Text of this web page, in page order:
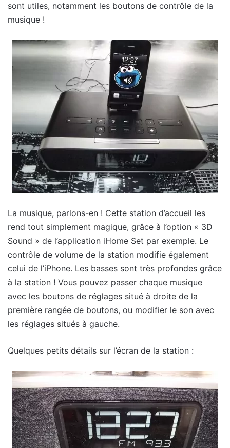
sont utiles, notamment les boutons de contrôle de la
musique !
La musique, parlons-en ! Cette station d’accueil les
rend tout simplement magique, grâce à l’option « 3D
Sound » de l’application iHome Set par exemple. Le
contrôle de volume de la station modifie également
celui de l’iPhone. Les basses sont très profondes grâce
à la station ! Vous pouvez passer chaque musique
avec les boutons de réglages situé à droite de la
première rangée de boutons, ou modifier le son avec
les réglages situés à gauche.
Quelques petits détails sur l’écran de la station :